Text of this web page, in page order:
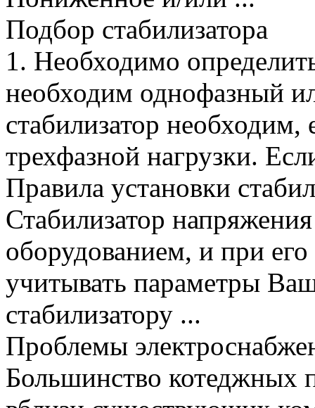
Подбор стабилизатора
1. Необходимо
необходим однофазный
стабилизатор
трехфазной нагрузки.
Правила установки
Стабилизатор
оборудованием, и при его
учитывать параметры
стабилизатору ...
Проблемы
Большинство котеджных